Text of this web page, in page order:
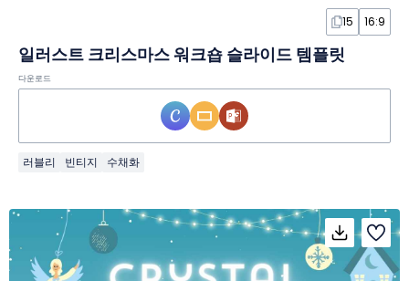
15 16:9
일러스트 크리스마스 워크숍 슬라이드 템플릿
다운로드
러블리 빈티지 수채화